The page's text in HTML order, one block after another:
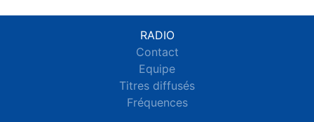
RADIO
Contact
Equipe
Titres diffusés
Fréquences